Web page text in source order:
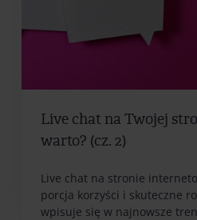
Live chat na Twojej
warto? (cz. 2)
Live chat na stronie
porcja korzyści i skuteczne
wpisuje się w najnowsze